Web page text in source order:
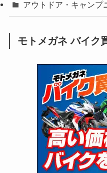
(60)
(31)
(51)
(34)
(5)
(12)
(38)
(24)
(16)
(25)
(24)
(47)
(15)
(249)
(64)
(16)
(62)
(4)
(6)
(17)
(1,226)
(12)
(131)
(38)
(131)
(167)
(85)
(21)
(61)
(171)
(98)
(13)
(274)
(171)
(66)
(1,141)
(415)
(137)
(73) (126)
(170)
アウトドア・キャンプ
(19)
モトメガネ バイク